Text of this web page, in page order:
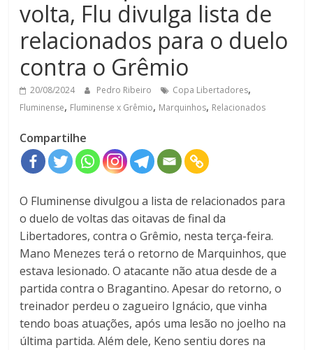
volta, Flu divulga lista de
relacionados para o duelo
contra o Grêmio
20/08/2024 Pedro Ribeiro Copa Libertadores,
Fluminense, Fluminense x Grêmio, Marquinhos, Relacionados
Compartilhe
O Fluminense divulgou a lista de relacionados para
o duelo de voltas das oitavas de final da
Libertadores, contra o Grêmio, nesta terça-feira.
Mano Menezes terá o retorno de Marquinhos, que
estava lesionado. O atacante não atua desde de a
partida contra o Bragantino. Apesar do retorno, o
treinador perdeu o zagueiro Ignácio, que vinha
tendo boas atuações, após uma lesão no joelho na
última partida. Além dele, Keno sentiu dores na